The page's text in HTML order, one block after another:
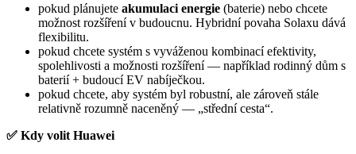
pokud plánujete akumulaci energie (baterie) nebo chcete
možnost rozšíření v budoucnu. Hybridní povaha Solaxu dává
flexibilitu.
pokud chcete systém s vyváženou kombinací efektivity,
spolehlivosti a možnosti rozšíření — například rodinný dům s
baterií + budoucí EV nabíječkou.
pokud chcete, aby systém byl robustní, ale zároveň stále
relativně rozumně naceněný — „střední cesta“.
✅ Kdy volit Huawei